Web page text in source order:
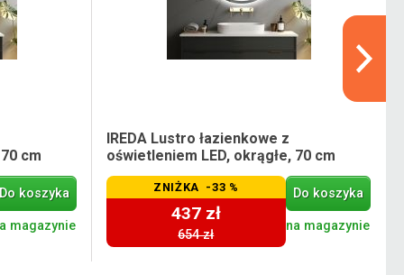
cm
koszyka
magazynie
IREDA Lustro łazienkowe z
oświetleniem LED, okrągłe, 70 cm
ZNIŻKA -33 %
437 zł
654 zł
Do koszyka
na magazynie